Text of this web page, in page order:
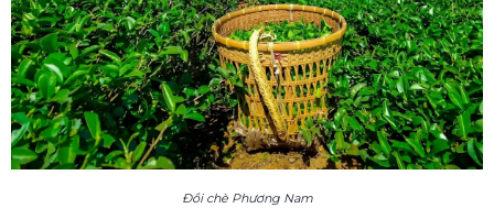
Đồi chè Phương Nam